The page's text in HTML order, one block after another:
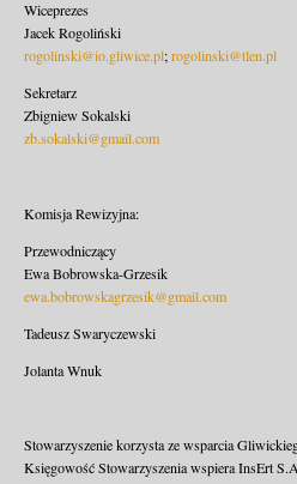
Wiceprezes
Jacek Rogoliński
rogolinski@io.gliwice.pl;rogolinski@tlen.pl
Sekretarz
Zbigniew Sokalski
zb.sokalski@gmail.com
Komisja Rewizyjna:
Przewodniczący
Ewa Bobrowska-Grzesik
ewa.bobrowskagrzesik@gmail.com
Tadeusz Swaryczewski
Jolanta Wnuk
Stowarzyszenie korzysta ze wsparcia
Księgowość Stowarzyszenia wspiera InsErt